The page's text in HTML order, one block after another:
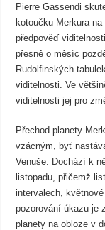
Pierre Gassendi
kotoučku Merkura
předpověď
přesně o měsíc
Rudolfinských
viditelnosti. Ve
viditelnosti jej pro
Přechod planety
vzácným, byť
Venuše. Dochází k
listopadu, přičemž
intervalech,
pozorování úkazu je
planety na obloze v